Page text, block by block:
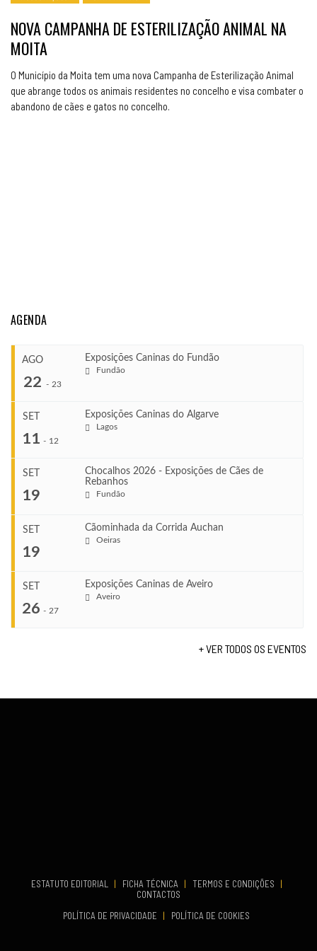
NOVA CAMPANHA DE ESTERILIZAÇÃO ANIMAL NA
MOITA
O Município da Moita tem uma nova Campanha de Esterilização Animal
que abrange todos os animais residentes no concelho e visa combater o
abandono de cães e gatos no concelho.
AGENDA
AGO
22 - 23
Exposições Caninas do Fundão
Fundão
Ago 22, 2026
Ago 23, 2026
VENUE
SET
11 - 12
Exposições Caninas do Algarve
Lagos
Set 11, 2026
Set 12, 2026
VENUE
SET
19
Chocalhos 2026 - Exposições de Cães de
Rebanhos
Fundão
Set 19, 2026
SET
19
Cãominhada da Corrida Auchan
Oeiras
SET
26 - 27
Exposições Caninas de Aveiro
Aveiro
+ VER TODOS OS EVENTOS
ESTATUTO EDITORIAL | FICHA TÉCNICA | TERMOS E CONDIÇÕES
|
CONTACTOS
POLÍTICA DE PRIVACIDADE
| POLÍTICA DE COOKIES